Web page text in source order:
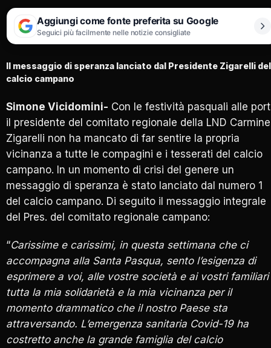
Aggiungi come fonte preferita su Google
Seguici più facilmente nelle notizie consigliate
Il messaggio di speranza lanciato dal Presidente Zigarelli del
calcio campano
Simone Vicidomini- Con le festività pasquali alle
il presidente del comitato regionale della LND Carmine
Zigarelli non ha mancato di far sentire la propria
vicinanza a tutte le compagini e i tesserati del calcio
campano. In un momento di crisi del genere un
messaggio di speranza è stato lanciato dal numero 1
del calcio campano. Di seguito il messaggio integrale
del Pres. del comitato regionale campano:
“Carissime e carissimi, in questa settimana che ci
accompagna alla Santa Pasqua, sento l’esigenza di
esprimere a voi, alle vostre società e ai vostri familiari
tutta la mia solidarietà e la mia vicinanza per il
momento drammatico che il nostro Paese sta
attraversando. L’emergenza sanitaria Covid-19 ha
costretto anche la grande famiglia del calcio